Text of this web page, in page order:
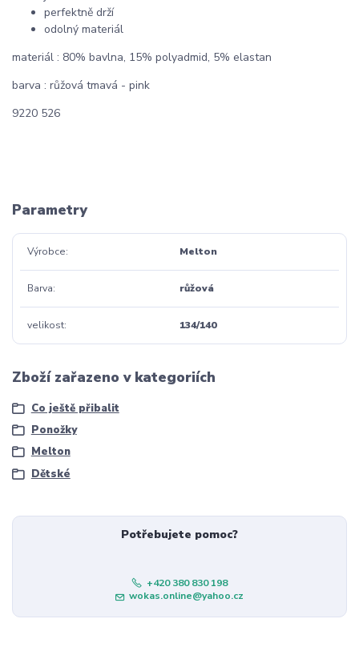
perfektně drží
odolný materiál
materiál : 80% bavlna, 15% polyadmid, 5% elastan
barva : růžová tmavá - pink
9220 526
Parametry
Výrobce Melton
Barva růžová
velikost 134/140
Zboží zařazeno v kategoriích
Co ještě přibalit
Ponožky
Melton
Dětské
Potřebujete pomoc?
+420 380 830 198
wokas.online@yahoo.cz